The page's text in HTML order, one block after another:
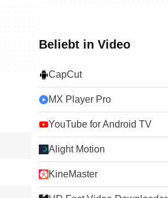
Beliebt in Video
CapCut
MX Player Pro
YouTube for Android TV
Alight Motion
KineMaster